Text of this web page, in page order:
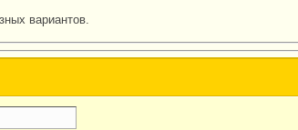
вариантов.